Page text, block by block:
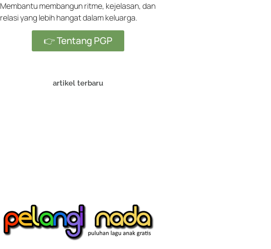
Membantu membangun ritme, kejelasan, dan
relasi yang lebih hangat dalam keluarga.
👉 Tentang PGP
artikel terbaru